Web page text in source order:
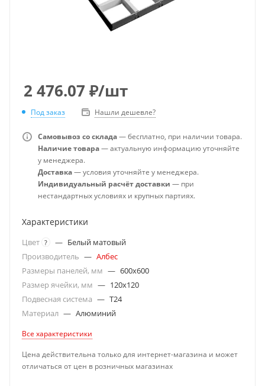
2 476.07 ₽/шт
Под заказ Нашли дешевле?
Самовывоз со склада— бесплатно, при наличии товара.
Наличие товара— актуальную информацию уточняйте
у менеджера.
Доставка— условия уточняйте у менеджера.
Индивидуальный расчёт доставки — при
нестандартных условиях и крупных партиях.
Характеристики
Цвет ? — Белый матовый
Производитель — Албес
Размеры панелей, мм — 600x600
Размер ячейки, мм — 120x120
Подвесная система — T24
Материал — Алюминий
Все характеристики
Цена действительна только для интернет-магазина и может
отличаться от цен в розничных магазинах